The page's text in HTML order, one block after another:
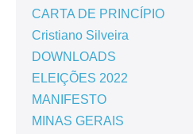
CARTA DE PRINCÍPIO
Cristiano Silveira
DOWNLOADS
ELEIÇÕES 2022
MANIFESTO
MINAS GERAIS